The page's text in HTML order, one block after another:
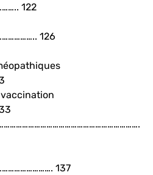
122
126
137